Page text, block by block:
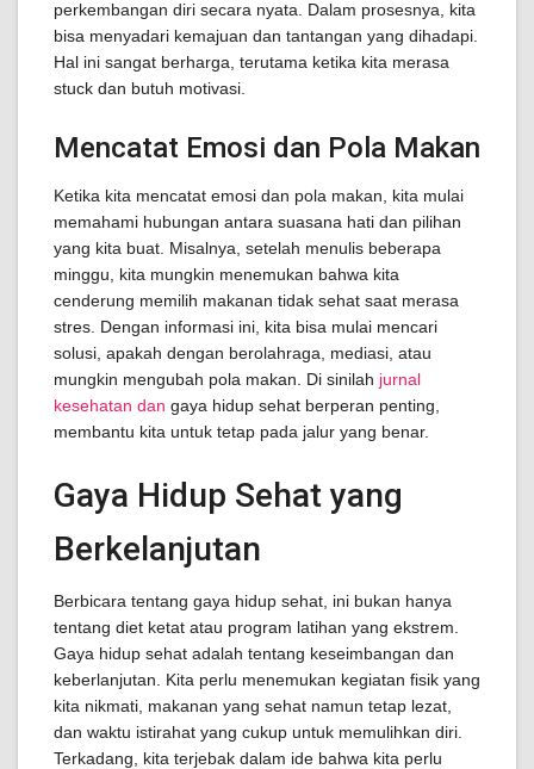
perkembangan diri secara nyata. Dalam prosesnya, kita
bisa menyadari kemajuan dan tantangan yang dihadapi.
Hal ini sangat berharga, terutama ketika kita merasa
stuck dan butuh motivasi.
Mencatat Emosi dan Pola Makan
Ketika kita mencatat emosi dan pola makan, kita mulai
memahami hubungan antara suasana hati dan pilihan
yang kita buat. Misalnya, setelah menulis beberapa
minggu, kita mungkin menemukan bahwa kita
cenderung memilih makanan tidak sehat saat merasa
stres. Dengan informasi ini, kita bisa mulai mencari
solusi, apakah dengan berolahraga, mediasi, atau
mungkin mengubah pola makan. Di sinilah jurnal
kesehatan dan gaya hidup sehat berperan penting,
membantu kita untuk tetap pada jalur yang benar.
Gaya Hidup Sehat yang
Berkelanjutan
Berbicara tentang gaya hidup sehat, ini bukan hanya
tentang diet ketat atau program latihan yang ekstrem.
Gaya hidup sehat adalah tentang keseimbangan dan
keberlanjutan. Kita perlu menemukan kegiatan fisik yang
kita nikmati, makanan yang sehat namun tetap lezat,
dan waktu istirahat yang cukup untuk memulihkan diri.
Terkadang, kita terjebak dalam ide bahwa kita perlu